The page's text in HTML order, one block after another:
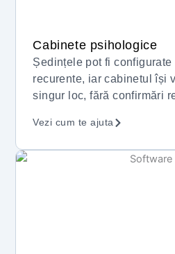
Cabinete psihologice
Ședințele pot fi
recurente, iar cabinetul își
singur loc, fără confirmări
Vezi cum te ajuta